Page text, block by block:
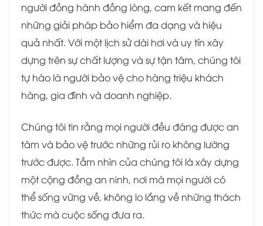
người đồng hành đồng lòng, cam kết mang đến
những giải pháp bảo hiểm đa dạng và hiệu
quả nhất. Với một lịch sử dài hơi và uy tín xây
dựng trên sự chất lượng và sự tận tâm, chúng tôi
tự hào là người bảo vệ cho hàng triệu khách
hàng, gia đình và doanh nghiệp.
Chúng tôi tin rằng mọi người đều đáng được an
tâm và bảo vệ trước những rủi ro không lường
trước được. Tầm nhìn của chúng tôi là xây dựng
một cộng đồng an ninh, nơi mà mọi người có
thể sống vững về, không lo lắng về những thách
thức mà cuộc sống đưa ra.